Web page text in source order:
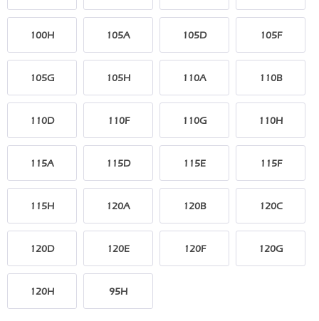
100H 105A 105D 105F
105G 105H 110A 110B
110D 110F 110G 110H
115A 115D 115E 115F
115H 120A 120B 120C
120D 120E 120F 120G
120H 95H